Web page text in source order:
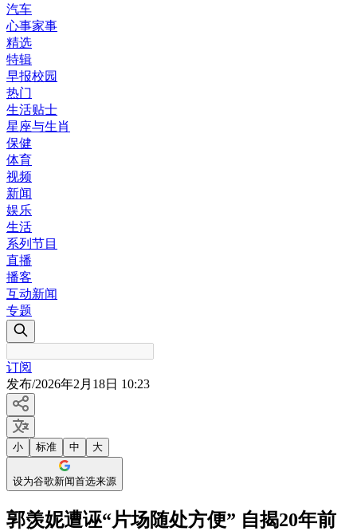
汽车
心事家事
精选
特辑
早报校园
热门
生活贴士
星座与生肖
保健
体育
视频
新闻
娱乐
生活
系列节目
直播
播客
互动新闻
专题
订阅
发布/2026年2月18日 10:23
小 标准 中 大
设为谷歌新闻首选来源
郭羡妮遭诬“片场随处方便” 自揭20年前